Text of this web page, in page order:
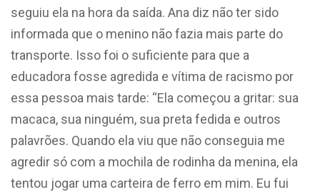
seguiu ela na hora da saída. Ana diz não ter sido
informada que o menino não fazia mais parte do
transporte. Isso foi o suficiente para que a
educadora fosse agredida e vítima de racismo por
essa pessoa mais tarde: “Ela começou a gritar: sua
macaca, sua ninguém, sua preta fedida e outros
palavrões. Quando ela viu que não conseguia me
agredir só com a mochila de rodinha da menina, ela
tentou jogar uma carteira de ferro em mim. Eu fui